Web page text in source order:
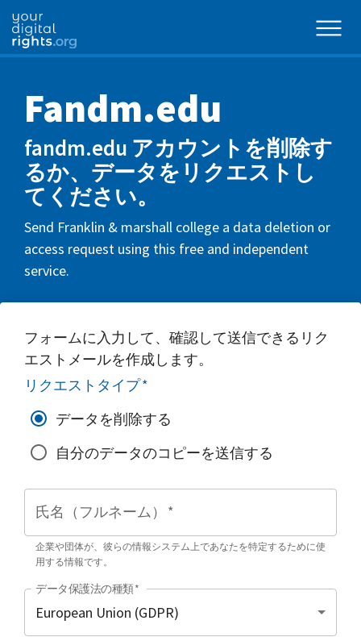
Fandm.edu
fandm.edu アカウントを削除す
るか、データをリクエストし
てください。
Send Franklin & marshall college a data deletion or
access request using this free and independent
service.
フォームに入力して、確認して送信できるリク
エストメールを作成します。
リクエストタイプ*
データを削除する
自分のデータのコピーを送信する
氏名（フルネーム） *
企業や団体が、彼らの情報システム上であなたを特定するために使
用する情報です。
データ保護法の種類*